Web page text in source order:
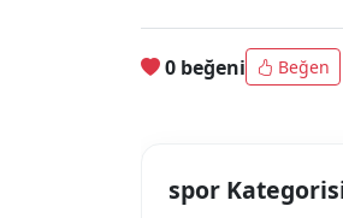
0 beğeni Beğen
spor